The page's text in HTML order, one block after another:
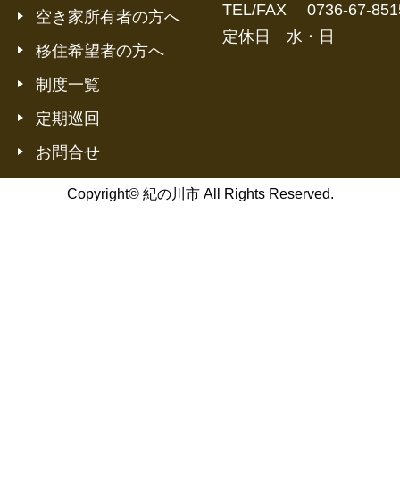
空き家所有者の方へ
移住希望者の方へ
制度一覧
定期巡回
お問合せ
TEL/FAX 0736-67-
定休日 水・日
Copyright© 紀の川市 All Rights Reserved.